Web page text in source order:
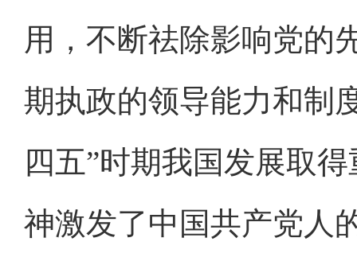
用，不断祛除影响党的
期执政的领导能力和制
四五”时期我国发展取
神激发了中国共产党人